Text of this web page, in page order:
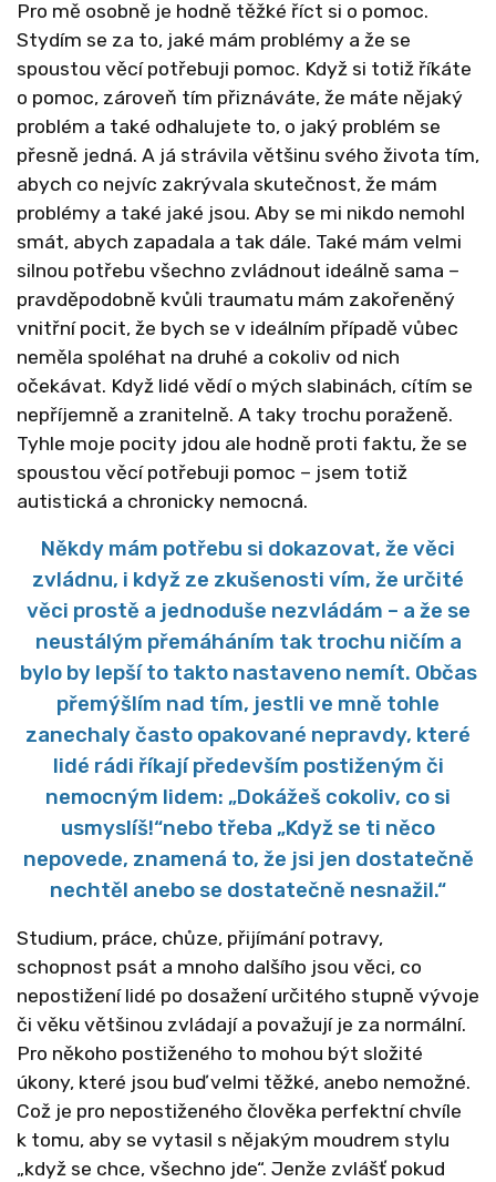
Pro mě osobně je hodně těžké říct si o pomoc.
Stydím se za to, jaké mám problémy a že se
spoustou věcí potřebuji pomoc. Když si totiž říkáte
o pomoc, zároveň tím přiznáváte, že máte nějaký
problém a také odhalujete to, o jaký problém se
přesně jedná. A já strávila většinu svého života tím,
abych co nejvíc zakrývala skutečnost, že mám
problémy a také jaké jsou. Aby se mi nikdo nemohl
smát, abych zapadala a tak dále. Také mám velmi
silnou potřebu všechno zvládnout ideálně sama –
pravděpodobně kvůli traumatu mám zakořeněný
vnitřní pocit, že bych se v ideálním případě vůbec
neměla spoléhat na druhé a cokoliv od nich
očekávat. Když lidé vědí o mých slabinách, cítím se
nepříjemně a zranitelně. A taky trochu poraženě.
Tyhle moje pocity jdou ale hodně proti faktu, že se
spoustou věcí potřebuji pomoc – jsem totiž
autistická a chronicky nemocná.
Někdy mám potřebu si dokazovat, že věci
zvládnu, i když ze zkušenosti vím, že určité
věci prostě a jednoduše nezvládám – a že se
neustálým přemáháním tak trochu ničím a
bylo by lepší to takto nastaveno nemít. Občas
přemýšlím nad tím, jestli ve mně tohle
zanechaly často opakované nepravdy, které
lidé rádi říkají především postiženým či
nemocným lidem: „Dokážeš cokoliv, co si
usmyslíš!“nebo třeba „Když se ti něco
nepovede, znamená to, že jsi jen dostatečně
nechtěl anebo se dostatečně nesnažil.“
Studium, práce, chůze, přijímání potravy,
schopnost psát a mnoho dalšího jsou věci, co
nepostižení lidé po dosažení určitého stupně vývoje
či věku většinou zvládají a považují je za normální.
Pro někoho postiženého to mohou být složité
úkony, které jsou buď velmi těžké, anebo nemožné.
Což je pro nepostiženého člověka perfektní chvíle
k tomu, aby se vytasil s nějakým moudrem stylu
„když se chce, všechno jde“. Jenže zvlášť pokud